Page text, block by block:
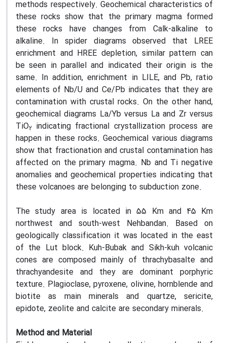
methods respectively. Geochemical characteristics of
these rocks show that the primary magma formed
these rocks have changes from Calk-alkaline to
alkaline. In spider diagrams observed that LREE
enrichment and HREE depletion, similar pattern can
be seen in parallel and indicated their origin is the
same. In addition, enrichment in LILE, and Pb, ratio
elements of Nb/U and Ce/Pb indicates that they are
contamination with crustal rocks. On the other hand,
geochemical diagrams La/Yb versus La and Zr versus
TiO2 indicating fractional crystallization process are
happen in these rocks. Geochemical various diagrams
show that fractionation and crustal contamination has
affected on the primary magma. Nb and Ti negative
anomalies and geochemical properties indicating that
these volcanoes are belonging to subduction zone.
The study area is located in 55 Km and 45 Km
northwest and south-west Nehbandan. Based on
geologically classification it was located in the east
of the Lut block. Kuh-Bubak and Sikh-kuh volcanic
cones are composed mainly of thrachybasalte and
thrachyandesite and they are dominant porphyric
texture. Plagioclase, pyroxene, olivine, hornblende and
biotite as main minerals and quartze, sericite,
epidote, zeolite and calcite are secondary minerals.
Method and Material